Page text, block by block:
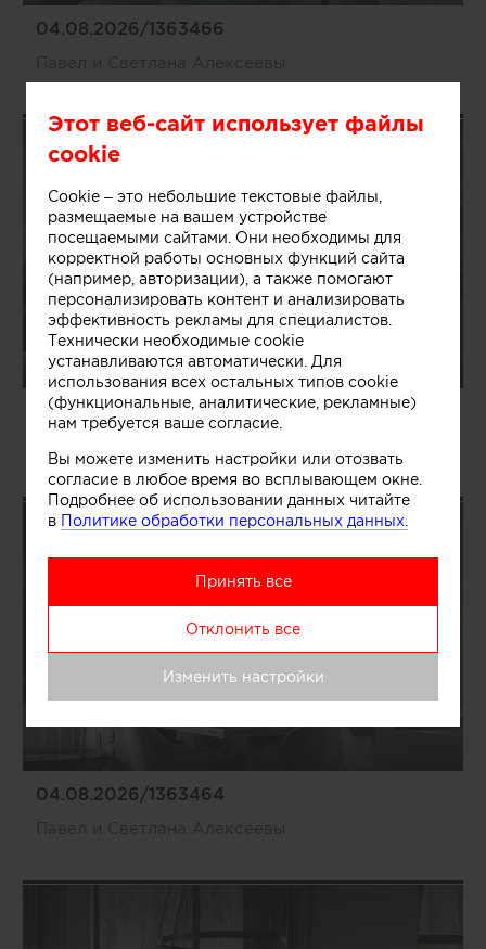
04.08.2026/1363466
04.08.2026/1363465
04.08.2026/1363464
Этот веб-сайт использует файлы
cookie
Cookie – это небольшие текстовые файлы,
размещаемые на вашем устройстве
посещаемыми сайтами. Они необходимы для
корректной работы основных функций сайта
(например, авторизации), а также помогают
персонализировать контент и анализировать
эффективность рекламы для специалистов.
Технически необходимые cookie
устанавливаются автоматически. Для
использования всех остальных типов cookie
(функциональные, аналитические, рекламные)
нам требуется ваше согласие.
Вы можете изменить настройки или отозвать
согласие в любое время во всплывающем окне.
Подробнее об использовании данных читайте
в Политике обработки персональных данных.
Принять все
Отклонить все
Изменить настройки